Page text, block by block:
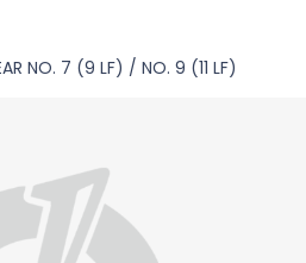
NO. 7 (9 LF) / NO. 9 (11 LF)